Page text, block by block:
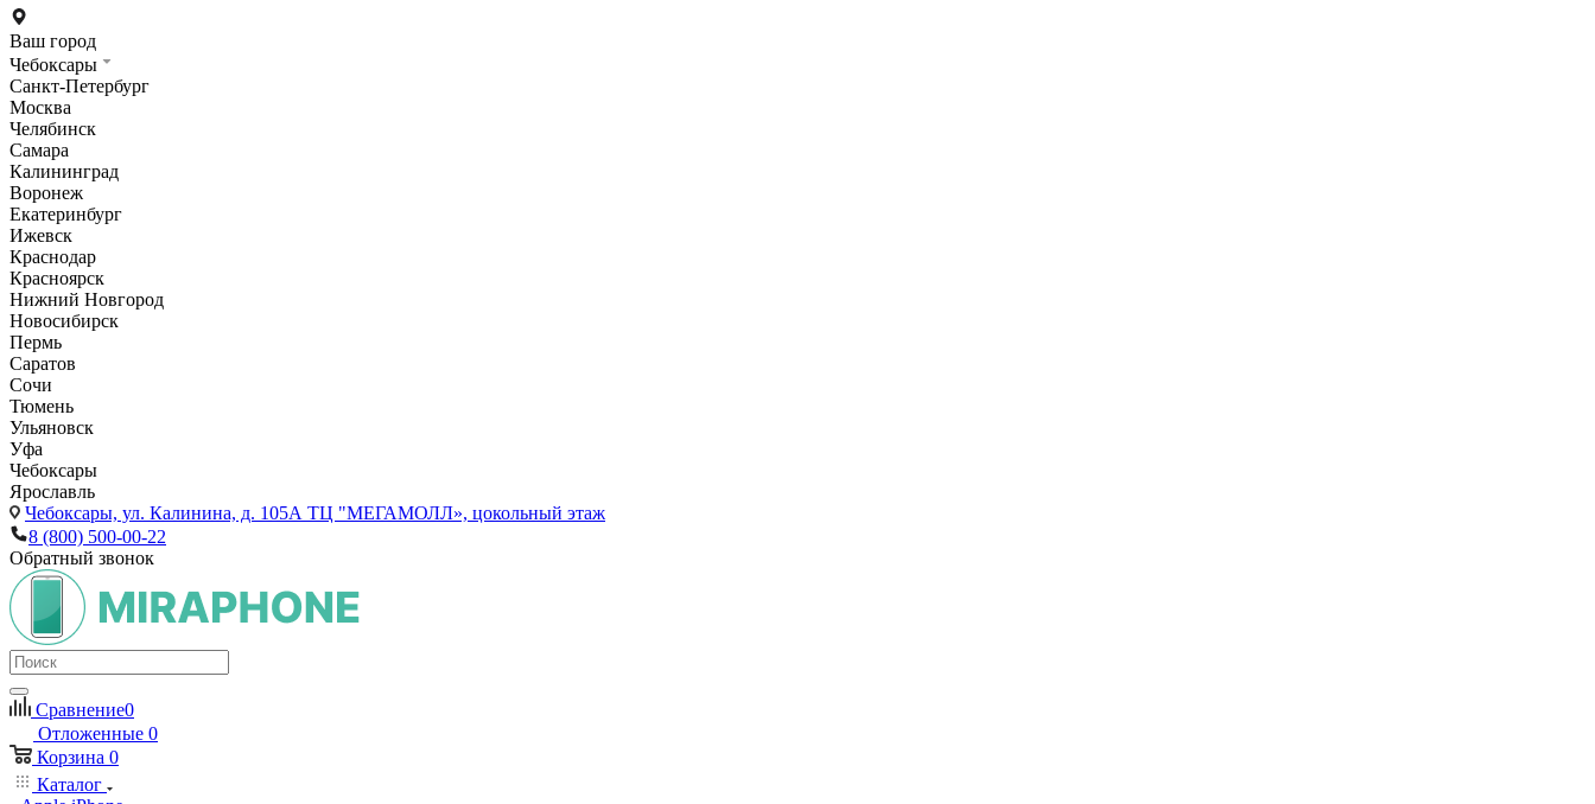
Ваш город
Чебоксары
Санкт-Петербург
Москва
Челябинск
Самара
Калининград
Воронеж
Екатеринбург
Ижевск
Краснодар
Красноярск
Нижний Новгород
Новосибирск
Пермь
Саратов
Сочи
Тюмень
Ульяновск
Уфа
Чебоксары
Ярославль
Чебоксары, ул. Калинина, д. 105А ТЦ "МЕГАМОЛЛ», цокольный этаж
8 (800) 500-00-22
Обратный звонок
Сравнение0
Отложенные 0
Корзина 0
Каталог